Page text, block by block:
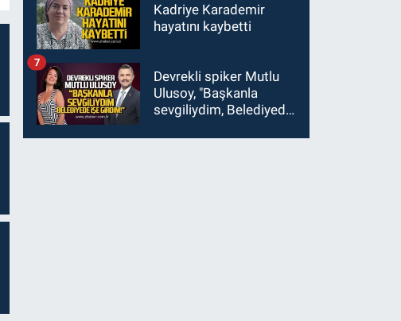
Kadriye Karademir
hayatını kaybetti
Devrekli spiker Mutlu
Ulusoy, "Başkanla
sevgiliydim, Belediyede
7